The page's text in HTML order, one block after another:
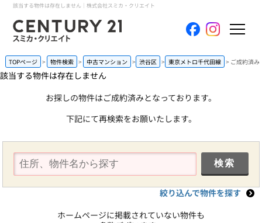
該当する物件は存在しません｜株式会社スミカ・クリエイト
ホーム
当社について
買いたい
売りたい
採用情報
TOPページ 物件検索 中古マンション 渋谷区 東京メトロ千代田線 ご成約済み
該当する物件は存在しません
お探しの物件はご成約済みとなっております。
下記にて再検索をお願いたします。
絞り込んで物件を探す
ホームページに掲載されていない物件も